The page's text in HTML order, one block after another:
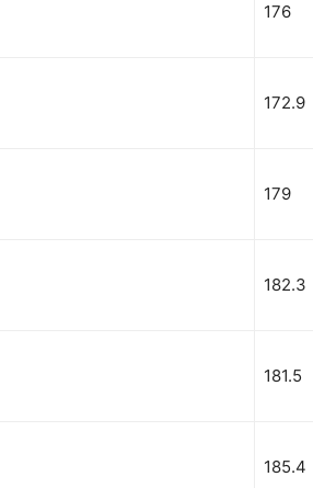
176
172.9
179
182.3
181.5
185.4